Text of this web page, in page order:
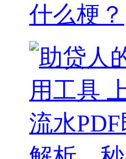
什么梗？